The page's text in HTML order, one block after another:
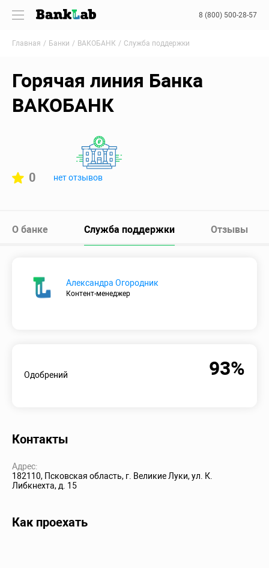
8 (800) 500-28-57
Главная Банки ВАКОБАНК Служба поддержки
Горячая линия Банка
ВАКОБАНК
0 нет отзывов
О банке Служба поддержки Отзывы
Александра Огородник
Контент-менеджер
Одобрений 93%
Контакты
Адрес:
182110, Псковская область, г. Великие Луки, ул. К.
Либкнехта, д. 15
Как проехать